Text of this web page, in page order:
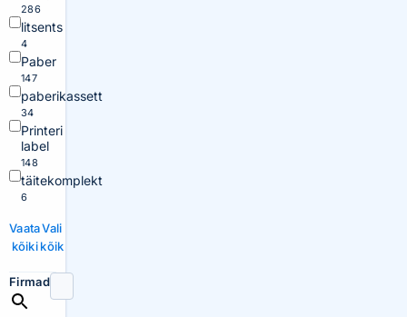
286
litsents
4
Paber
147
paberikassett
34
Printeri
label
148
täitekomplekt
6
Vaata
kõiki
Vali
kõik
Firmad